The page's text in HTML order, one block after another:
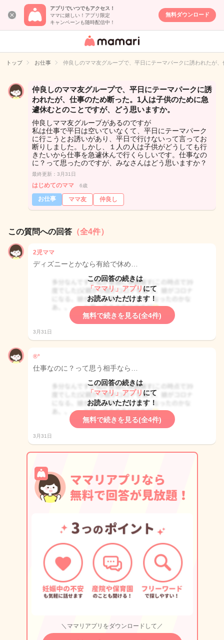
アプリでいつでもアクセス！
ママに嬉しい！アプリ限定
キャンペーンも随時配信中！
無料ダウンロード
女性専用匿名QA
イト
トップ お仕事 仲良しのママ友グループで、平日にテーマパークに誘われたが
仲良しのママ友グループで、平日にテーマパークに誘
われたが、仕事のため断った。1人は子供のために急
遽休むとのことですが、どう思いますか。
仲良しママ友グループがあるのですが
私は仕事で平日は空いていなくて、平日にテーマパーク
に行こうとお誘いがあり、平日で行けないって言ってお
断りしました。しかし、１人の人は子供がどうしても行
きたいから仕事を急遽休んで行くらしいです。仕事なの
に？って思ったのですが、みなさんはどう思いますか？
最終更新：3月31日
はじめてのママ 6歳
お仕事 ママ友 仲良し
この質問への回答 （全4件）
2児ママ
ディズニーとかなら有給で休め…
この回答の続きは
「ママリ」アプリ にて
お読みいただけます！
無料で続きを見る(全4件)
3月31日
®️°
仕事なのに？って思う相手なら…
この回答の続きは
「ママリ」アプリ にて
お読みいただけます！
無料で続きを見る(全4件)
3月31日
＼ママリアプリをダウンロードして／